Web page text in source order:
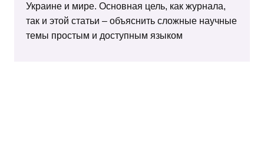
Украине и мире. Основная цель, как журнала,
так и этой статьи – объяснить сложные научные
темы простым и доступным языком